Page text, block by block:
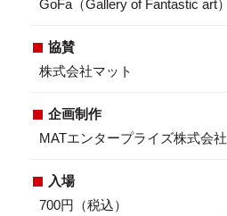
GoFa（Gallery of Fantastic art）
協賛
株式会社マット
企画制作
MATエンタープライズ株式会社
入場
700円（税込）